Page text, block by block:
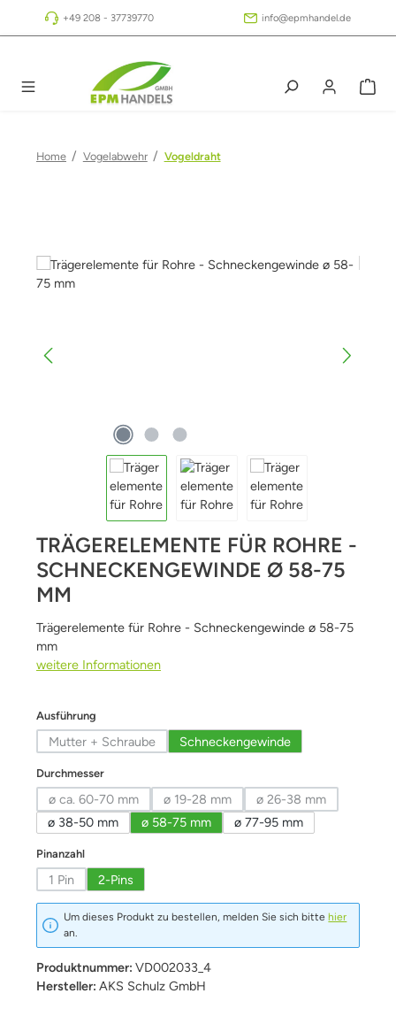
Zum Hauptinhalt springen
+49 208 - 37739770 info@epmhandel.de
Home / Vogelabwehr / Vogeldraht
Bildergalerie überspringen
TRÄGERELEMENTE FÜR ROHRE -
SCHNECKENGEWINDE Ø 58-75
MM
Trägerelemente für Rohre - Schneckengewinde ø 58-75
mm
weitere Informationen
Ausführung
Mutter + Schraube(Diese Option ist zurzeit nicht verfügbar.)
Schneckengewinde
Durchmesserauswählen
ø ca. 60-70 mm(Diese Option ist zurzeit nicht verfügbar.)
ø 19-28 mm(Diese Option ist zurzeit nicht
ø 26-38 mm(Diese Option ist
ø 38-50 mm ø 58-75 mm ø 77-95 mm
Pinanzahlauswählen
1 Pin(Diese Option ist zurzeit nicht verfügbar.)
2-Pins
Um dieses Produkt zu bestellen, melden Sie sich bitte hier
an.
Produktnummer: VD002033_4
Hersteller: AKS Schulz GmbH